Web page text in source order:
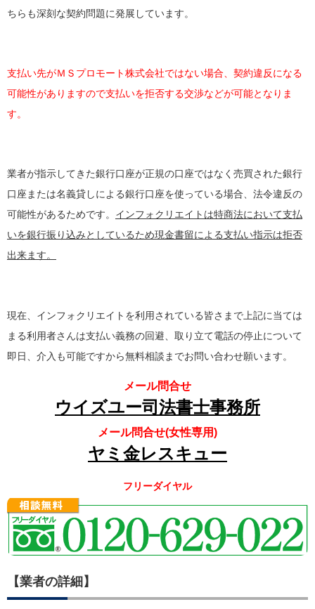
ちらも深刻な契約問題に発展しています。
支払い先がＭＳプロモート株式会社ではない場合、契約違反になる
可能性がありますので支払いを拒否する交渉などが可能となりま
す。
業者が指示してきた銀行口座が正規の口座ではなく売買された銀行
口座または名義貸しによる銀行口座を使っている場合、法令違反の
可能性があるためです。 インフォクリエイトは特商法において支払
いを銀行振り込みとしているため現金書留による支払い指示は拒否
出来ます。
現在、インフォクリエイトを利用されている皆さまで上記に当ては
まる利用者さんは支払い義務の回避、取り立て電話の停止について
即日、介入も可能ですから無料相談までお問い合わせ願います。
メール問合せ
ウイズユー司法書士事務所
メール問合せ(女性専用)
ヤミ金レスキュー
フリーダイヤル
【業者の詳細】